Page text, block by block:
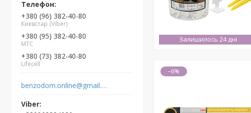
+380 (96) 382-40-80
Киевстар (Viber)
+380 (95) 382-40-80
MTC
+380 (73) 382-40-80
Lifecell
benzodom.online@gmail.com
Залишилось 24 дні
–6%